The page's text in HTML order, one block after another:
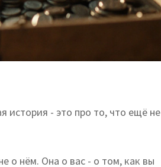
история - это про то, что ещё не
о нём. Она о вас - о том, как вы